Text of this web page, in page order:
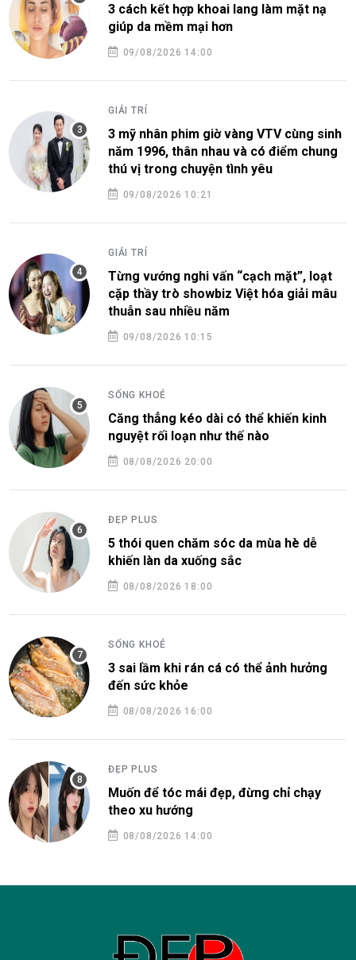
3 cách kết hợp khoai lang làm mặt nạ
giúp da mềm mại hơn
09/08/2026 14:00
GIẢI TRÍ
3 mỹ nhân phim giờ vàng VTV cùng sinh
năm 1996, thân nhau và có điểm chung
thú vị trong chuyện tình yêu
09/08/2026 10:21
GIẢI TRÍ
Từng vướng nghi vấn “cạch mặt”, loạt
cặp thầy trò showbiz Việt hóa giải mâu
thuẫn sau nhiều năm
09/08/2026 10:15
SỐNG KHOẺ
Căng thẳng kéo dài có thể khiến kinh
nguyệt rối loạn như thế nào
08/08/2026 20:00
ĐẸP PLUS
5 thói quen chăm sóc da mùa hè dễ
khiến làn da xuống sắc
08/08/2026 18:00
SỐNG KHOẺ
3 sai lầm khi rán cá có thể ảnh hưởng
đến sức khỏe
08/08/2026 16:00
ĐẸP PLUS
Muốn để tóc mái đẹp, đừng chỉ chạy
theo xu hướng
08/08/2026 14:00